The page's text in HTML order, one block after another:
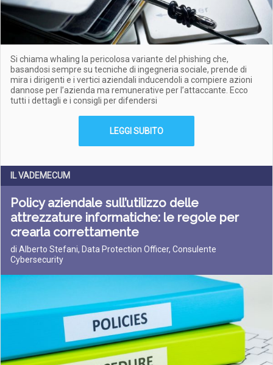
Si chiama whaling la pericolosa variante del phishing che,
basandosi sempre su tecniche di ingegneria sociale, prende di
mira i dirigenti e i vertici aziendali inducendoli a compiere azioni
dannose per l’azienda ma remunerative per l’attaccante. Ecco
tutti i dettagli e i consigli per difendersi
LEGGI SUBITO
IL VADEMECUM
Policy aziendale sull’utilizzo delle
attrezzature informatiche: le regole per
crearla correttamente
di Alberto Stefani, Data Protection Officer, Consulente
Cybersecurity